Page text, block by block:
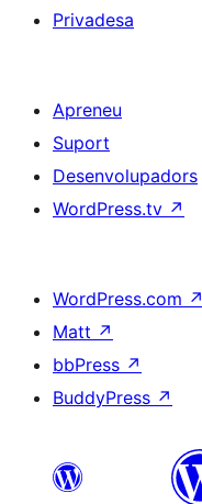
Privadesa
Apreneu
Suport
Desenvolupadors
WordPress.tv ↗
WordPress.com ↗
Matt ↗
bbPress ↗
BuddyPress ↗